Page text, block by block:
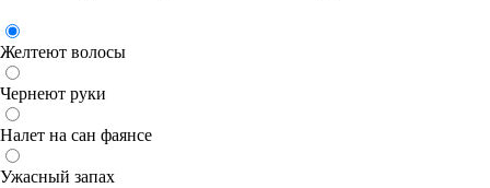
Желтеют волосы
Чернеют руки
Налет на сан фаянсе
Ужасный запах